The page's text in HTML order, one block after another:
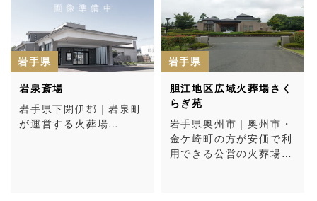
岩手県
岩泉斎場
岩手県下閉伊郡｜岩泉町
が運営する火葬場…
岩手県
胆江地区広域火葬場さく
らぎ苑
岩手県奥州市｜奥州市・
金ケ崎町の方が安価で利
用できる公営の火葬場…